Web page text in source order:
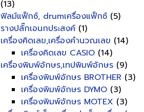
(13)
ฟิลม์แฟ็กซ์, drumเครื่องแฟ็กซ์ (5)
รางปลั๊กเอนกประสงค์ (1)
เครื่องคิดเลข,เครื่องคำนวณเลข (14)
เครื่องคิดเลข CASIO (14)
เครื่องพิมพ์อักษร,เทปพิมพ์อักษร (9)
เครื่องพิมพ์อักษร BROTHER (3)
เครื่องพิมพ์อักษร DYMO (3)
เครื่องพิมพ์อักษร MOTEX (3)